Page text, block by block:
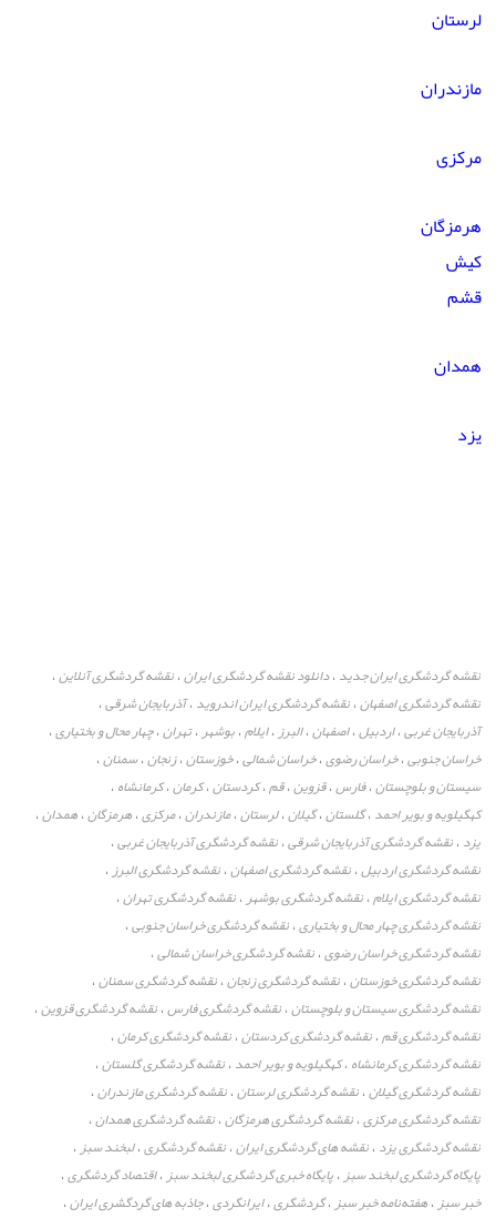
لرستان
مازندران
مرکزی
هرمزگان
کیش
قشم
همدان
یزد
نقشه گردشگری ایران جدید ،دانلود نقشه گردشگری ایران،نقشه گردشگری آنلاین،
نقشه گردشگری اصفهان،نقشه گردشگری ایران اندروید ،آذربایجان شرقی،
آذربایجان غربی،اردبیل،اصفهان،البرز،ایلام،بوشهر،تهران،چهار محال و بختیاری،
خراسان جنوبی،خراسان رضوی،خراسان شمالی،خوزستان،زنجان،سمنان،
سیستان و بلوچستان،فارس،قزوین،قم،کردستان،کرمان،کرمانشاه ،
کهگیلویه و بویر احمد ،گلستان،گیلان،لرستان،مازندران،مرکزی،هرمزگان،همدان،
یزد ،نقشه گردشگری آذربایجان شرقی،نقشه گردشگری آذربایجان غربی،
نقشه گردشگری اردبیل،نقشه گردشگری اصفهان،نقشه گردشگری البرز،
نقشه گردشگری ایلام،نقشه گردشگری بوشهر،نقشه گردشگری تهران،
نقشه گردشگری چهار محال و بختیاری،نقشه گردشگری خراسان جنوبی،
نقشه گردشگری خراسان رضوی،نقشه گردشگری خراسان شمالی،
نقشه گردشگری خوزستان،نقشه گردشگری زنجان،نقشه گردشگری سمنان،
نقشه گردشگری سیستان و بلوچستان،نقشه گردشگری فارس،نقشه گردشگری قزوین،
نقشه گردشگری قم،نقشه گردشگری کردستان،نقشه گردشگری کرمان،
نقشه گردشگری کرمانشاه ،کهگیلویه و بویر احمد ،نقشه گردشگری گلستان،
نقشه گردشگری گیلان،نقشه گردشگری لرستان،نقشه گردشگری مازندران،
نقشه گردشگری مرکزی،نقشه گردشگری هرمزگان،نقشه گردشگری همدان،
نقشه گردشگری یزد ،نقشه های گردشگری ایران،نقشه گردشگری،لبخند سبز،
پایگاه گردشگری لبخند سبز،پایگاه خبری گردشگری لبخند سبز،اقتصاد گردشگری،
خبر سبز،هفته‌نامه خبر سبز،گردشگری،ایرانگردی،جاذبه های گردگشری ایران،